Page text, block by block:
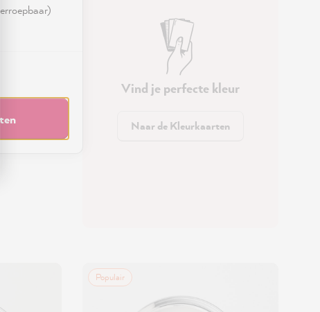
Vind je perfecte kleur
Naar de Kleurkaarten
Populair